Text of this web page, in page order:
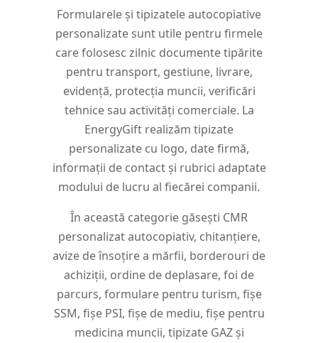
Formularele și tipizatele autocopiative
personalizate sunt utile pentru firmele
care folosesc zilnic documente tipărite
pentru transport, gestiune, livrare,
evidență, protecția muncii, verificări
tehnice sau activități comerciale. La
EnergyGift realizăm tipizate
personalizate cu logo, date firmă,
informații de contact și rubrici adaptate
modului de lucru al fiecărei companii.
În această categorie găsești CMR
personalizat autocopiativ, chitanțiere,
avize de însoțire a mărfii, borderouri de
achiziții, ordine de deplasare, foi de
parcurs, formulare pentru turism, fișe
SSM, fișe PSI, fișe de mediu, fișe pentru
medicina muncii, tipizate GAZ și